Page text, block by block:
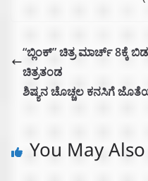
“ಬ್ಲಿಂಕ್” ಚಿತ್ರ ಮಾರ್ಚ್ 8ಕ್ಕೆ
ಚಿತ್ರತಂಡ
ಶಿಷ್ಯನ ಚೊಚ್ಚಲ ಕನಸಿಗೆ
You May